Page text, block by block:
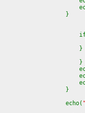
}
if
}
}
}
echo(